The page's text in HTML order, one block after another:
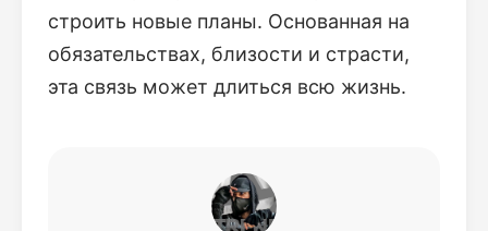
строить новые планы. Основанная на
обязательствах, близости и страсти,
эта связь может длиться всю жизнь.